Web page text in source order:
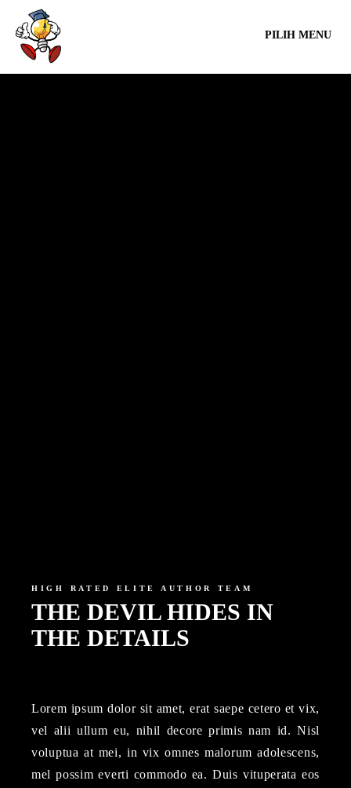
PILIH MENU
HIGH RATED ELITE AUTHOR TEAM
THE DEVIL HIDES IN
THE DETAILS
Lorem ipsum dolor sit amet, erat saepe cetero et vix,
vel alii ullum eu, nihil decore primis nam id. Nisl
voluptua at mei, in vix omnes malorum adolescens,
mel possim everti commodo ea. Duis vituperata eos